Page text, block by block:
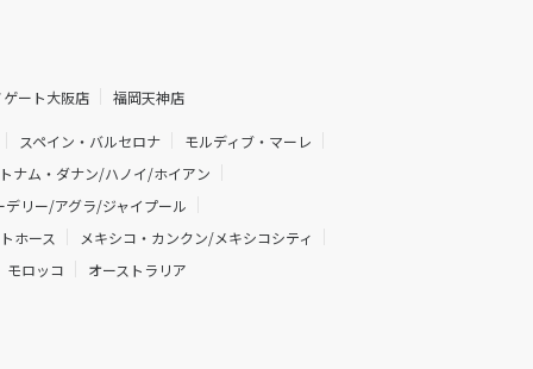
ゲート大阪店 福岡天神店
スペイン・バルセロナ
モルディブ・マーレ
ナム・ダナン/ハノイ/ホイアン
デリー/アグラ/ジャイプール
ホース
メキシコ・カンクン/メキシコシティ
モロッコ
オーストラリア